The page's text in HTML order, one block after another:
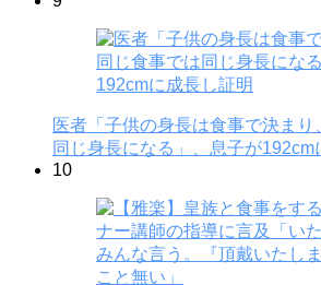
医者「子供の身長は食事で決ま
同じ身長になる」、息子が192cm
10